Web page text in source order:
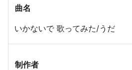
曲名
いかないで 歌ってみた/うだ
制作者